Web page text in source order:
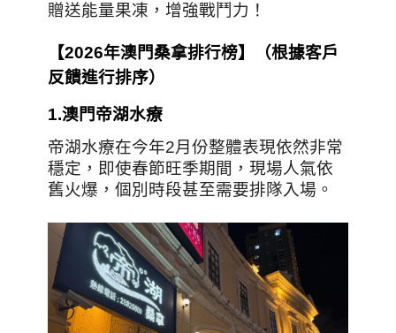
贈送能量果凍，增強戰鬥力！
【2026年澳門桑拿排行榜】（根據客戶
反饋進行排序）
1.澳門帝湖水療
帝湖水療在今年2月份整體表現依然非常
穩定，即使春節旺季期間，現場人氣依
舊火爆，個別時段甚至需要排隊入場。